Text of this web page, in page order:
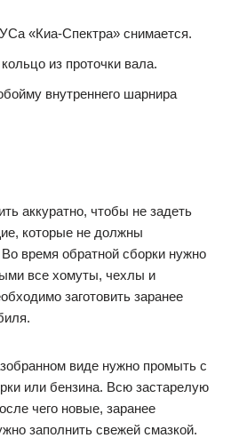
«Киа-Спектра» снимается.
из проточки вала.
внутреннего шарнира
аккуратно, чтобы не задеть
которые не должны
время обратной сборки нужно
все хомуты, чехлы и
заготовить заранее
виде нужно промыть с
или бензина. Всю застарелую
чего новые, заранее
заполнить свежей смазкой.